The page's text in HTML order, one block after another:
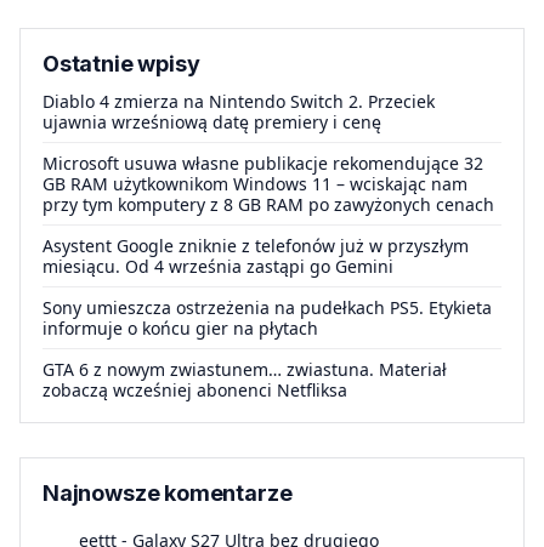
Ostatnie wpisy
Diablo 4 zmierza na Nintendo Switch 2. Przeciek
ujawnia wrześniową datę premiery i cenę
Microsoft usuwa własne publikacje rekomendujące 32
GB RAM użytkownikom Windows 11 – wciskając nam
przy tym komputery z 8 GB RAM po zawyżonych cenach
Asystent Google zniknie z telefonów już w przyszłym
miesiącu. Od 4 września zastąpi go Gemini
Sony umieszcza ostrzeżenia na pudełkach PS5. Etykieta
informuje o końcu gier na płytach
GTA 6 z nowym zwiastunem… zwiastuna. Materiał
zobaczą wcześniej abonenci Netfliksa
Najnowsze komentarze
eettt - Galaxy S27 Ultra bez drugiego